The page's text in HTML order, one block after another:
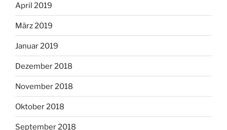
April 2019
März 2019
Januar 2019
Dezember 2018
November 2018
Oktober 2018
September 2018